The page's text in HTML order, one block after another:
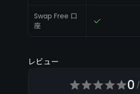
Swap Free 口
座
レビュー
0 /